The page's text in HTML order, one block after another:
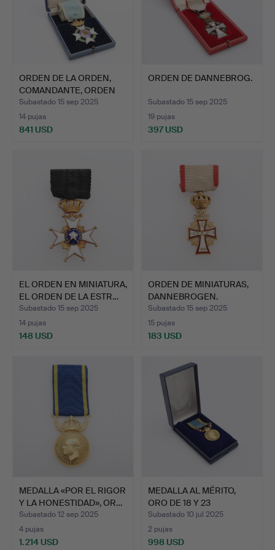
ORDEN DE LA ORDEN,
COMANDANTE, ORDEN
DEL R…
Subastado 15 sep 2025
14 pujas
841 USD
ORDEN DE DANNEBROG.
Subastado 15 sep 2025
19 pujas
397 USD
EL ORDEN EN MINIATURA,
EL ORDEN DE LA ESTR…
Subastado 15 sep 2025
14 pujas
148 USD
ORDEN DE MINIATURAS,
DANNEBROGEN.
Subastado 15 sep 2025
15 pujas
183 USD
MEDALLA «POR EL RIGOR
Y LA HONESTIDAD», OR…
Subastado 12 sep 2025
4 pujas
1.214 USD
MEDALLA AL MÉRITO,
ORO DE 18 Y 23
QUILATES…
Subastado 10 jul 2025
2 pujas
998 USD